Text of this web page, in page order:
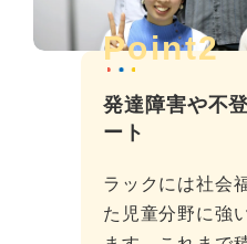
Point2
発達障害や不
ート
ラックには社会
た児童分野に強